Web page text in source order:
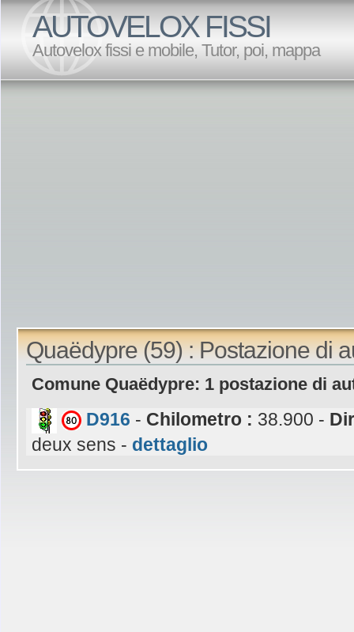
AUTOVELOX FISSI
Autovelox fissi e mobile, Tutor, poi, mappa
Quaëdypre (59) : Postazione di
Comune Quaëdypre: 1 postazione di
D916 - Chilometro : 38.900 -
deux sens - dettaglio